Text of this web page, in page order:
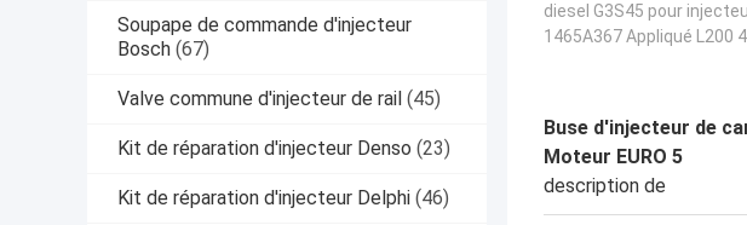
Soupape de commande d'injecteur
Bosch (67)
Valve commune d'injecteur de rail (45)
Kit de réparation d'injecteur Denso (23)
Kit de réparation d'injecteur Delphi (46)
diesel G3S45 pour
1465A367 Appliqué L200
Buse d'injecteur de
Moteur EURO 5
description de